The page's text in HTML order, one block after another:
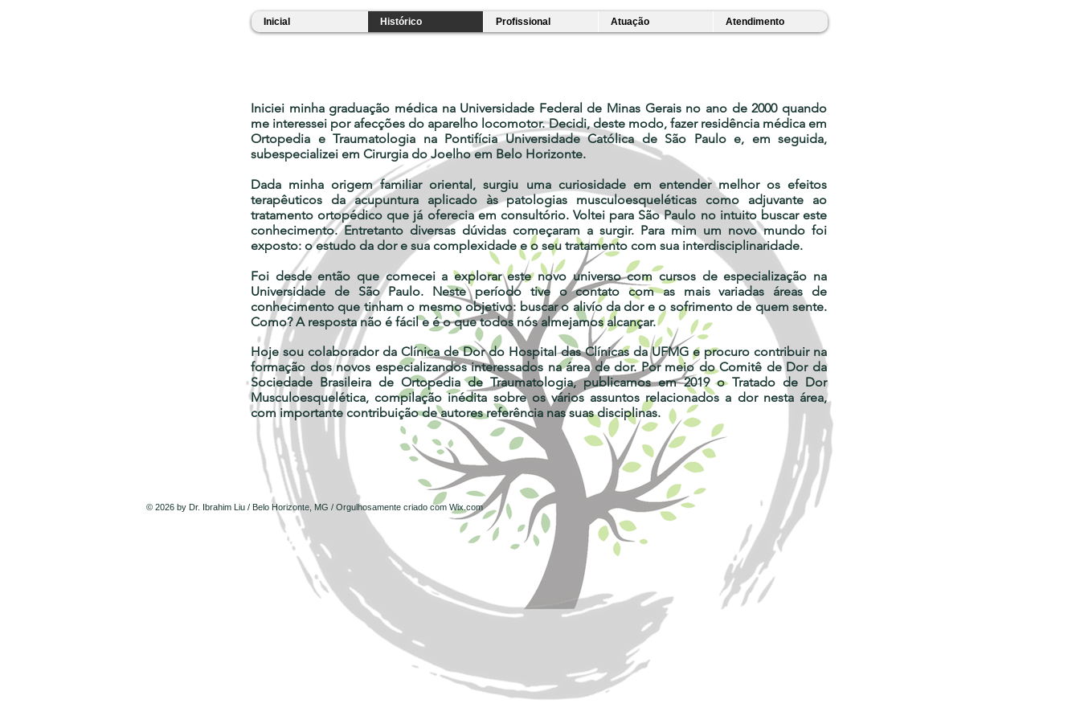
Inicial Histórico Profissional Atuação Atendimento
Iniciei minha graduação médica na Universidade Federal de Minas Gerais no ano de 2000 quando
me interessei por afecções do aparelho locomotor. Decidi, deste modo, fazer residência médica em
Ortopedia e Traumatologia na Pontifícia Universidade Católica de São Paulo e, em seguida,
subespecializei em Cirurgia do Joelho em Belo Horizonte.
Dada minha origem familiar oriental, surgiu uma curiosidade em entender melhor os efeitos
terapêuticos da acupuntura aplicado às patologias musculoesqueléticas como adjuvante ao
tratamento ortopédico que já oferecia em consultório. Voltei para São Paulo no intuito buscar este
conhecimento. Entretanto diversas dúvidas começaram a surgir. Para mim um novo mundo foi
exposto: o estudo da dor e sua complexidade e o seu tratamento com sua interdisciplinaridade.
Foi desde então que comecei a explorar este novo universo com cursos de especialização na
Universidade de São Paulo. Neste período tive o contato com as mais variadas áreas de
conhecimento que tinham o mesmo objetivo: buscar o alivío da dor e o sofrimento de quem sente.
Como? A resposta não é fácil e é o que todos nós almejamos alcançar.
Hoje sou colaborador da Clínica de Dor do Hospital das Clínicas da UFMG e procuro contribuir na
formação dos novos especializandos interessados na área de dor. Por meio do Comitê de Dor da
Sociedade Brasileira de Ortopedia de Traumatologia, publicamos em 2019 o Tratado de Dor
Musculoesquelética, compilação inédita sobre os vários assuntos relacionados a dor nesta área,
com importante contribuição de autores referência nas suas disciplinas.
© 2026 by Dr. Ibrahim Liu / Belo Horizonte, MG / Orgulhosamente criado com Wix.com